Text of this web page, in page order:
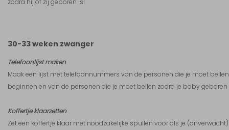
30-33 weken zwanger
Telefoonlijst maken
Maak een lijst met telefoonnummers van de personen die je moet
beginnen en van de personen die je moet bellen zodra je baby geboren
Koffertje klaarzetten
Zet een koffertje klaar met noodzakelijke spullen voor als je